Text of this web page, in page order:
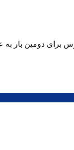
برای دومین بار